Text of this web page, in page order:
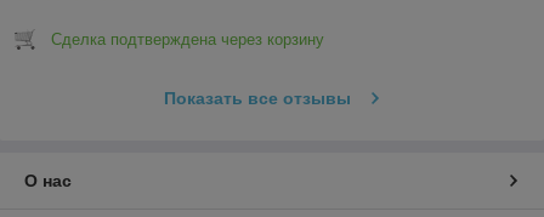
Сделка подтверждена через корзину
Показать все отзывы
О нас